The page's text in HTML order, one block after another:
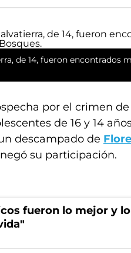
de 14, fueron encontrados
por el crimen de
de 16 y 14
descampado de
su participación.
fueron lo mejor y